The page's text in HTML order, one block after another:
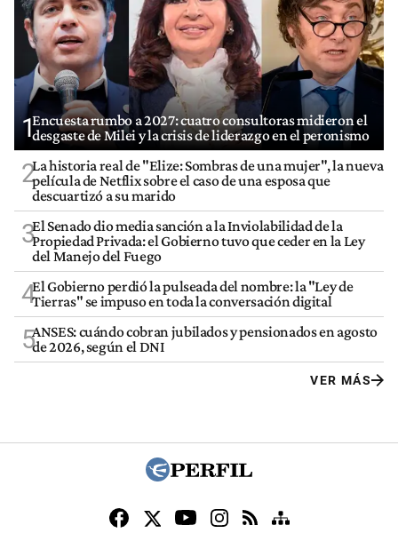
1Encuesta rumbo a 2027: cuatro consultoras midieron el
desgaste de Milei y la crisis de liderazgo en el peronismo
2La historia real de "Elize: Sombras de una mujer", la nueva
película de Netflix sobre el caso de una esposa que
descuartizó a su marido
3El Senado dio media sanción a la Inviolabilidad de la
Propiedad Privada: el Gobierno tuvo que ceder en la Ley
del Manejo del Fuego
4El Gobierno perdió la pulseada del nombre: la "Ley de
Tierras" se impuso en toda la conversación digital
5ANSES: cuándo cobran jubilados y pensionados en agosto
de 2026, según el DNI
VER MÁS